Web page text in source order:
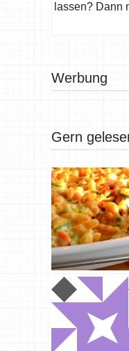
lassen? Dann
Werbung
Gern